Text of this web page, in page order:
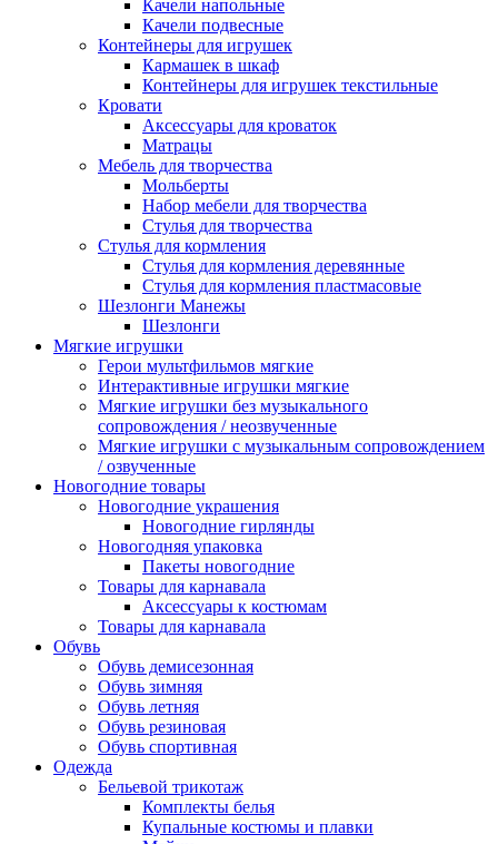
Качели напольные
Качели подвесные
Контейнеры для игрушек
Кармашек в шкаф
Контейнеры для игрушек текстильные
Кровати
Аксессуары для кроваток
Матрацы
Мебель для творчества
Мольберты
Набор мебели для творчества
Стулья для творчества
Стулья для кормления
Стулья для кормления деревянные
Стулья для кормления пластмасовые
Шезлонги Манежы
Шезлонги
Мягкие игрушки
Герои мультфильмов мягкие
Интерактивные игрушки мягкие
Мягкие игрушки без музыкального
сопровождения / неозвученные
Мягкие игрушки с музыкальным сопровождением
/ озвученные
Новогодние товары
Новогодние украшения
Новогодние гирлянды
Новогодняя упаковка
Пакеты новогодние
Товары для карнавала
Аксессуары к костюмам
Товары для карнавала
Обувь
Обувь демисезонная
Обувь зимняя
Обувь летняя
Обувь резиновая
Обувь спортивная
Одежда
Бельевой трикотаж
Комплекты белья
Купальные костюмы и плавки